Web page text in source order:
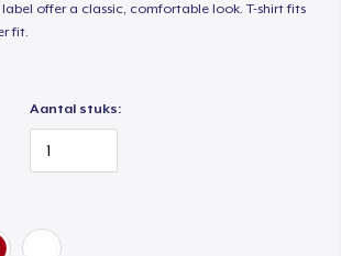
offer a classic, comfortable look. T-shirt fits
fit.
Aantal stuks: